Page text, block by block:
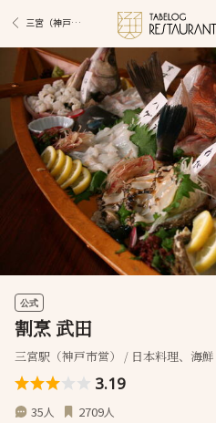
三宮（神戸市営）駅グルメ
公式
割烹 武田
三宮駅（神戸市営） / 日本料理、海鮮
3.19
35人 2709人